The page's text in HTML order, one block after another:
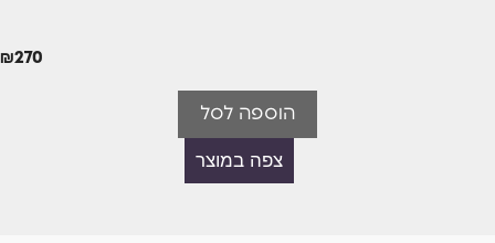
₪270
הוספה לסל
צפה במוצר